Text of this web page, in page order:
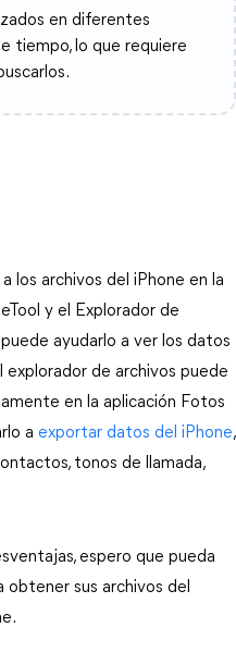
en diferentes
tiempo, lo que requiere
los archivos del iPhone en la
y el Explorador de
ayudarlo a ver los datos
explorador de archivos puede
en la aplicación Fotos
a exportar datos del iPhone,
tonos de llamada,
espero que pueda
obtener sus archivos del